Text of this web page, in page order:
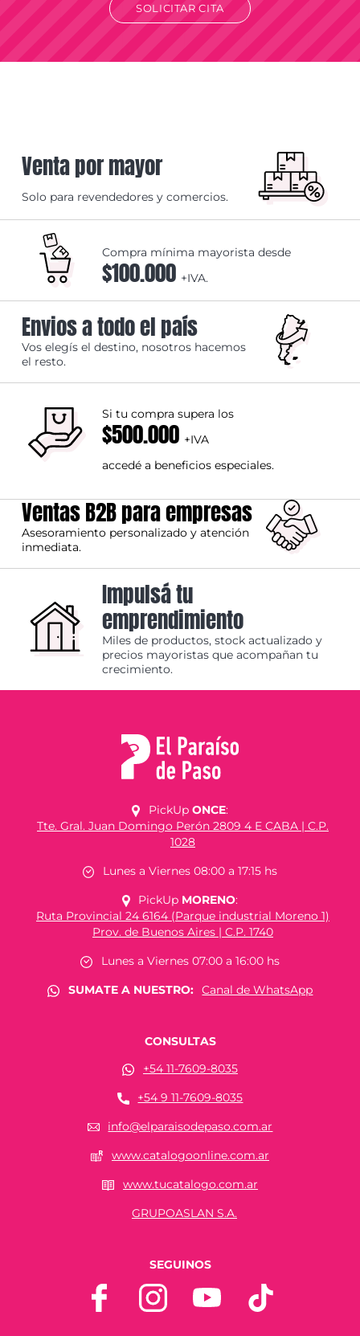
SOLICITAR CITA
Venta por mayor
Solo para revendedores y comercios.
Compra mínima mayorista desde
$100.000 +IVA.
Envios a todo el país
Vos elegís el destino, nosotros hacemos
el resto.
Si tu compra supera los
$500.000 +IVA
accedé a beneficios especiales.
Ventas B2B para empresas
Asesoramiento personalizado y atención
inmediata.
Impulsá tu
emprendimiento
Miles de productos, stock actualizado y
precios mayoristas que acompañan tu
crecimiento.
PickUp ONCE:
Tte. Gral. Juan Domingo Perón 2809 4 E CABA | C.P.
1028
Lunes a Viernes 08:00 a 17:15 hs
PickUp MORENO:
Ruta Provincial 24 6164 (Parque industrial Moreno 1)
Prov. de Buenos Aires | C.P. 1740
Lunes a Viernes 07:00 a 16:00 hs
SUMATE A NUESTRO:
Canal de WhatsApp
CONSULTAS
+54 11-7609-8035
+54 9 11-7609-8035
info@elparaisodepaso.com.ar
www.catalogoonline.com.ar
www.tucatalogo.com.ar
GRUPOASLAN S.A.
SEGUINOS